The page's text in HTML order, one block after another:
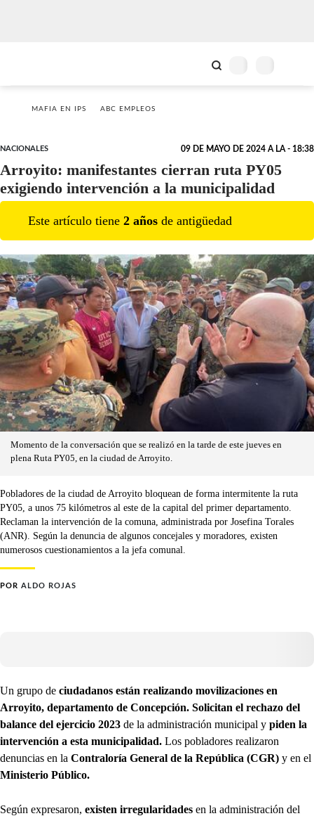
MAFIA EN IPS ABC EMPLEOS
NACIONALES 09 DE MAYO DE 2024 A LA - 18:38
Arroyito: manifestantes cierran ruta PY05
exigiendo intervención a la municipalidad
Este artículo tiene 2 años de antigüedad
Momento de la conversación que se realizó en la tarde de este jueves en
plena Ruta PY05, en la ciudad de Arroyito.
Pobladores de la ciudad de Arroyito bloquean de forma intermitente la ruta
PY05, a unos 75 kilómetros al este de la capital del primer departamento.
Reclaman la intervención de la comuna, administrada por Josefina Torales
(ANR). Según la denuncia de algunos concejales y moradores, existen
numerosos cuestionamientos a la jefa comunal.
POR ALDO ROJAS
Un grupo de ciudadanos están realizando movilizaciones en
Arroyito, departamento de Concepción. Solicitan el rechazo del
balance del ejercicio 2023 de la administración municipal y piden la
intervención a esta municipalidad. Los pobladores realizaron
denuncias en la Contraloría General de la República (CGR) y en el
Ministerio Público.
Según expresaron, existen irregularidades en la administración del